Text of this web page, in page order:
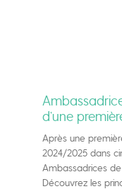
d’une
Après une
2024/2025 dans
Ambassadrices de
Découvrez les